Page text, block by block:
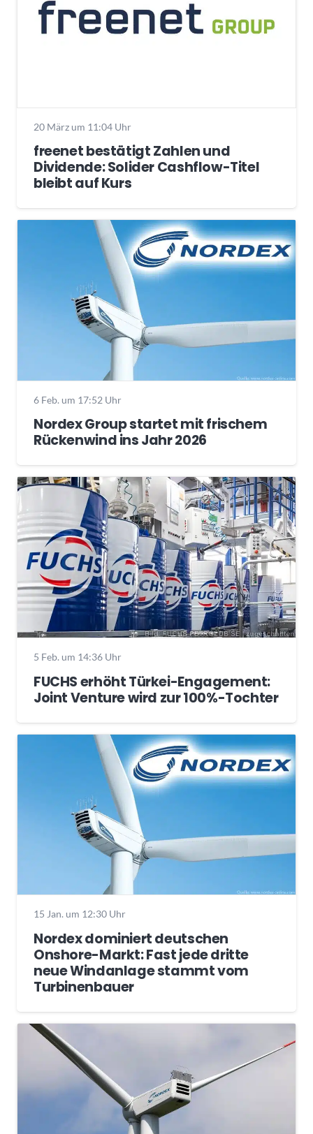
20 März um 11:04 Uhr
freenet bestätigt Zahlen und
Dividende: Solider Cashflow-Titel
bleibt auf Kurs
6 Feb. um 17:52 Uhr
Nordex Group startet mit frischem
Rückenwind ins Jahr 2026
5 Feb. um 14:36 Uhr
FUCHS erhöht Türkei-Engagement:
Joint Venture wird zur 100%-Tochter
15 Jan. um 12:30 Uhr
Nordex dominiert deutschen
Onshore-Markt: Fast jede dritte
neue Windanlage stammt vom
Turbinenbauer